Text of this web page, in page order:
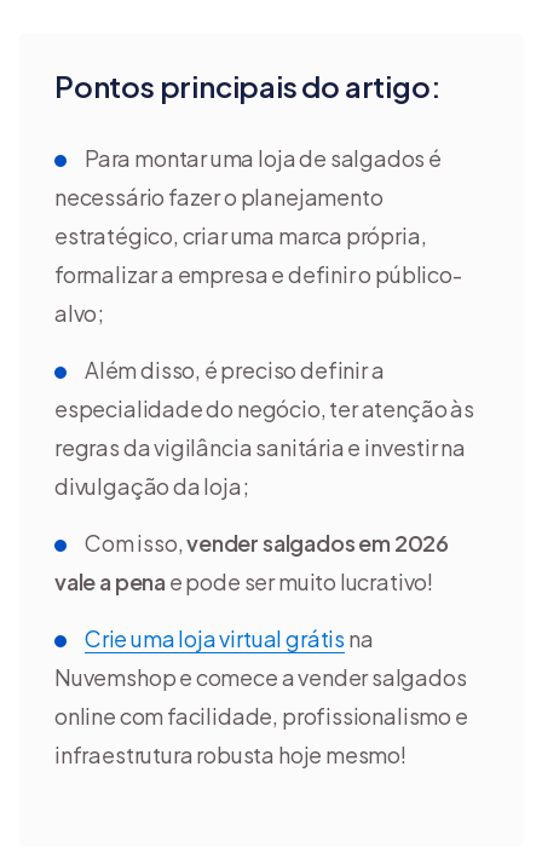
Pontos principais do artigo:
Para montar uma loja de salgados é
necessário fazer o planejamento
estratégico, criar uma marca própria,
formalizar a empresa e definir o público-
alvo;
Além disso, é preciso definir a
especialidade do negócio, ter atenção às
regras da vigilância sanitária e investir na
divulgação da loja;
Com isso,vender salgados em 2026
vale a pena e pode ser muito lucrativo!
Crie uma loja virtual grátis na
Nuvemshop e comece a vender salgados
online com facilidade, profissionalismo e
infraestrutura robusta hoje mesmo!